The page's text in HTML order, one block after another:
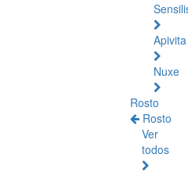
Apivita
Nuxe
Rosto
Rosto
Ver
todos